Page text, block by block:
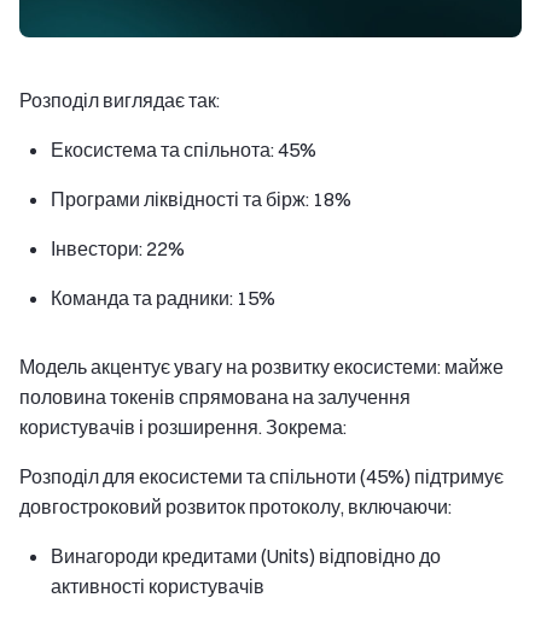
Розподіл виглядає так:
Екосистема та спільнота: 45%
Програми ліквідності та бірж: 18%
Інвестори: 22%
Команда та радники: 15%
Модель акцентує увагу на розвитку екосистеми: майже
половина токенів спрямована на залучення
користувачів і розширення. Зокрема:
Розподіл для екосистеми та спільноти (45%) підтримує
довгостроковий розвиток протоколу, включаючи:
Винагороди кредитами (Units) відповідно до
активності користувачів